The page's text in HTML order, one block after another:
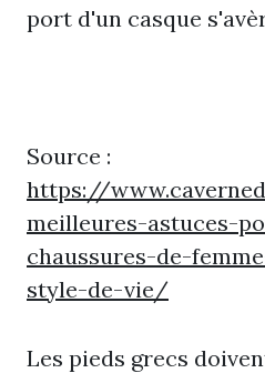
port d'un casque
Source :
https://
meilleures-astuces-
chaussures-de-
style-de-vie/
Les pieds grecs